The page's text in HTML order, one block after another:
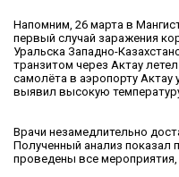
Напомним, 26 марта в
первый случай заражения
Уральска Западно-
транзитом через Актау
самолёта в аэропорту Актау
выявил высокую
Врачи незамедлительно
Полученный анализ показал
проведены все мероприятия,